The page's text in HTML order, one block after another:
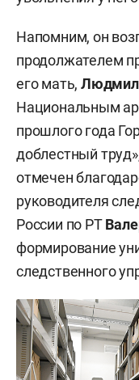
Напомним, он
продолжателем
его мать,
Национальным
прошлого года
доблестный
отмечен
руководителя
России по РТ
формирование
следственного